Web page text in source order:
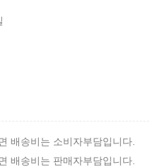
배송비는 소비자부담입니다.
배송비는 판매자부담입니다.